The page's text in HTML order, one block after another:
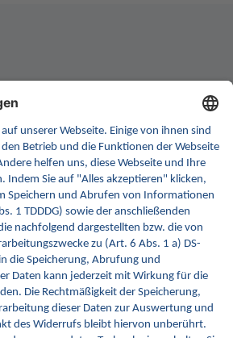
für Interoperabilität.
Dafür erweitern wir
und Funktionen von INA.